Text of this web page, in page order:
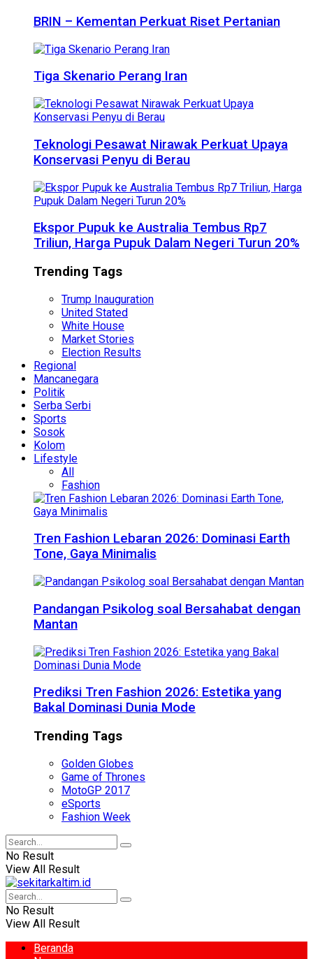
BRIN – Kementan Perkuat Riset Pertanian
Tiga Skenario Perang Iran
Teknologi Pesawat Nirawak Perkuat Upaya
Konservasi Penyu di Berau
Ekspor Pupuk ke Australia Tembus Rp7
Triliun, Harga Pupuk Dalam Negeri Turun 20%
Trending Tags
Trump Inauguration
United Stated
White House
Market Stories
Election Results
Regional
Mancanegara
Politik
Serba Serbi
Sports
Sosok
Kolom
Lifestyle
All
Fashion
Tren Fashion Lebaran 2026: Dominasi Earth
Tone, Gaya Minimalis
Pandangan Psikolog soal Bersahabat dengan
Mantan
Prediksi Tren Fashion 2026: Estetika yang
Bakal Dominasi Dunia Mode
Trending Tags
Golden Globes
Game of Thrones
MotoGP 2017
eSports
Fashion Week
No Result
View All Result
No Result
View All Result
Beranda